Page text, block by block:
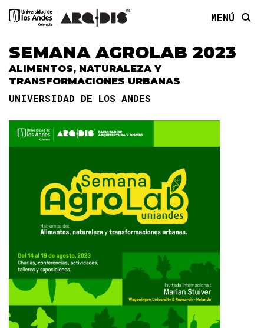
MENÚ
SEMANA AGROLAB 2023
ALIMENTOS, NATURALEZA Y
TRANSFORMACIONES URBANAS
UNIVERSIDAD DE LOS ANDES